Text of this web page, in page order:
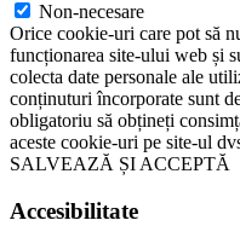
Non-necesare
Orice cookie-uri care pot să
funcționarea site-ului web și
colecta date personale ale
conținuturi încorporate sunt
obligatoriu să obțineți
aceste cookie-uri pe site-ul
SALVEAZĂ ȘI ACCEPTĂ
Accesibilitate